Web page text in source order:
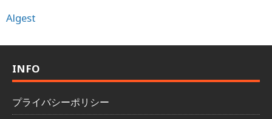
Algest
INFO
プライバシーポリシー